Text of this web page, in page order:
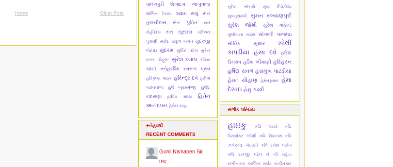
Older Post
Home
પાલનપુરી
શેખાદમ આબુવાલા
શોભિત દેસાઇ શ્યામ સાધુ
સંત
તુલસીદાસ
સંત પુનિત
સંત
રોહીદાસ
સંત સૂરદાસ
સત્ચિત
પુરાણી સરોદ સાદુળ ભગત સુંદરજી
બેટાઇ સુંદરમ સુધીર પટેલ સુરેન
ઠક્કર 'મેહૂલ'
સુરેશ દલાલ
સૌમ્ય
જોશી
સ્નેહરશ્મિ સ્વરૂપ ધ્રુવ
હરિકૃષ્ણ પાઠક હરિન્દ્ર દવે હરીશ
વટાવવાળા
હર્ષ બ્રહ્મભટ્ટ
હર્ષદ
ચંદરાણા
હર્ષદેવ માધવ
હિતેન
આનંદપરા હેમેન શાહ
સ્નેહવર્ષા
RECENT COMMENTS
Gohil Nishaben Sir
me
સુદેશ ભોંસલે
સુધા દિવેટીયા
સુબ્બુલક્ષ્મી
સુમન કલ્યાણપુરી
સુરેશ જોશી
સુરેશ વાડેકર
સુલોચના વ્યાસ
સોનાલી બાજપઇ
સોનિક સુથાર
સોલી
કાપડીયા હંસા દવે
હરિશ
ઉમરાવ હરિશ ભીમાણી હરિહરન
હર્ષિદા રાવળ હસમુખ પાટડીયા
હેમંત ચૌહાણ
હેમંતકુમાર
હેમા
દેસાઇ હેમુ ગઢવી
સર્જક પરિચય
હાઇકુ કવિ અખો
કવિ
ઉમાશંકર જોશી કવિ ઉશનસ કવિ
ઝવેરચંદ મેઘાણી
કવિ રમેશ પારેખ
કવિ રાવજી પટેલ
ચં ચી મહેતા
સંગીતકાર અજિત મર્ચંટ સંગીતકાર